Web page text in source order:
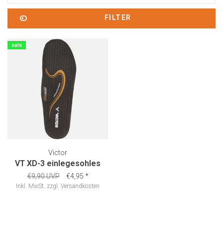
FILTER
sale
Victor
VT XD-3 einlegesohles
€9,90 UVP €4,95 *
Inkl. MwSt. zzgl. Versandkosten